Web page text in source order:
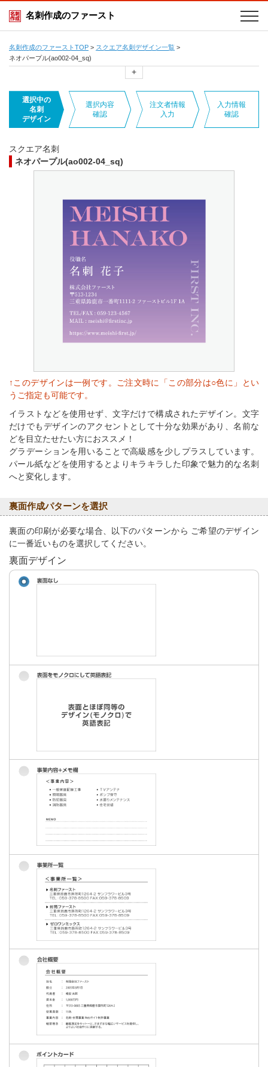
名刺作成のファースト
名刺作成のファーストTOP > スクエア名刺デザイン一覧 >
ネオパープル(ao002-04_sq)
+
選択中の
名刺
デザイン
選択内容
確認
注文者情報
入力
入力情報
確認
スクエア名刺
ネオパープル(ao002-04_sq)
↑このデザインは一例です。ご注文時に「この部分は○色に」とい
うご指定も可能です。
イラストなどを使用せず、文字だけで構成されたデザイン。文字
だけでもデザインのアクセントとして十分な効果があり、名前な
どを目立たせたい方におススメ！
グラデーションを用いることで高級感を少しプラスしています。
パール紙などを使用するとよりキラキラした印象で魅力的な名刺
へと変化します。
裏面作成パターンを選択
裏面の印刷が必要な場合、以下のパターンから ご希望のデザイン
に一番近いものを選択してください。
裏面デザイン